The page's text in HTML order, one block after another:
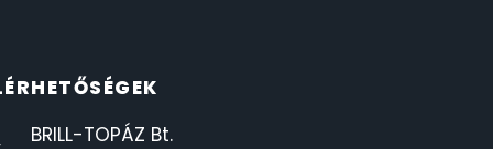
BRILL-TOPÁZ Bt.